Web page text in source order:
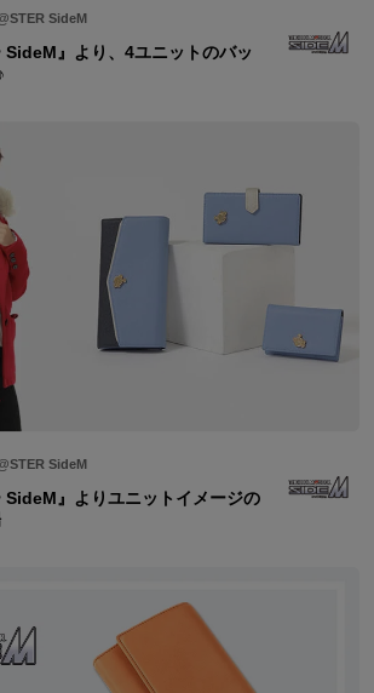
SideM
SideM』より、4ユニットのバッ
SideM
SideM』よりユニットイメージの